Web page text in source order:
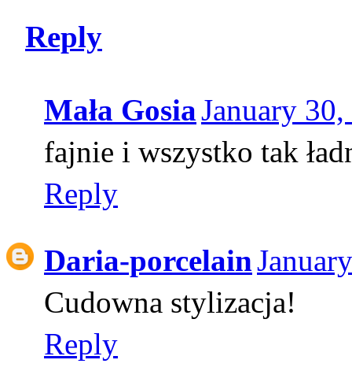
Reply
Mała GosiaJanuary
fajnie i wszystko tak
Reply
Daria-porcelain
Cudowna stylizacja!
Reply